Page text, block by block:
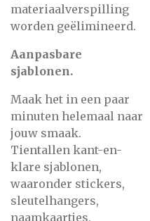
materiaalverspilling
worden geëlimineerd.
Aanpasbare
sjablonen.
Maak het in een paar
minuten helemaal naar
jouw smaak.
Tientallen kant-en-
klare sjablonen,
waaronder stickers,
sleutelhangers,
naamkaartjes,